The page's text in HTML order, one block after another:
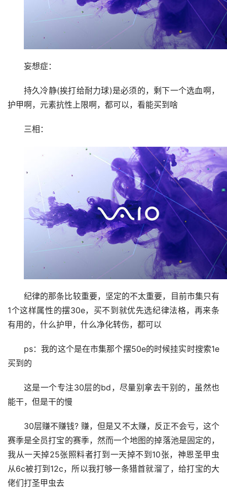
妄想症：
持久冷静(挨打给耐力球)是必须的，剩下一个选血啊，
护甲啊，元素抗性上限啊，都可以，看能买到啥
纪律的那条比较重要，坚定的不太重要，目前市集只有
1个这样属性的摆30e，买不到就优先选纪律法格，再来条
有用的，什么护甲，什么净化转伤，都可以
ps：我的这个是在市集那个摆50e的时候挂实时搜索1e
买到的
这是一个专注30层的bd，尽量别拿去干别的，虽然也
能干，但是干的慢
30层赚不赚钱? 赚，但是又不太赚，反正不会亏，这个